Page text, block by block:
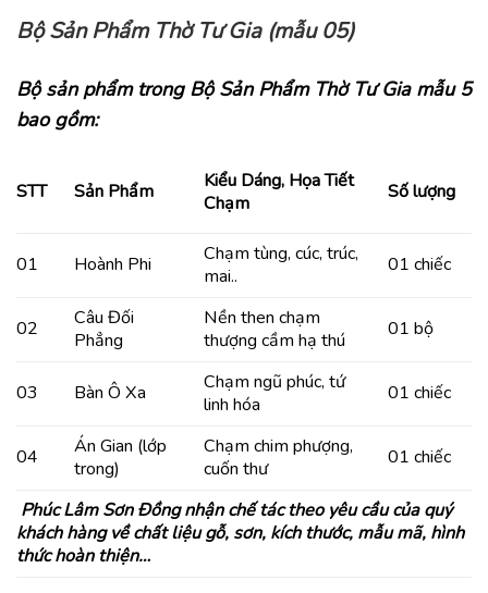
Bộ Sản Phẩm Thờ Tư Gia (mẫu 05)
Bộ sản phẩm trong Bộ Sản Phẩm Thờ Tư Gia mẫu 5
bao gồm:
STT Sản Phẩm
Kiểu Dáng, Họa Tiết
Chạm
Số lượng
01 Hoành Phi
Chạm tùng, cúc, trúc,
mai..
01 chiếc
02
Câu Đối
Phẳng
Nền then chạm
thượng cầm hạ thú
01 bộ
03 Bàn Ô Xa
Chạm ngũ phúc, tứ
linh hóa
01 chiếc
04
Án Gian (lớp
trong)
Chạm chim phượng,
cuốn thư
01 chiếc
Phúc Lâm Sơn Đồng nhận chế tác theo yêu cầu của quý
khách hàng về chất liệu gỗ, sơn, kích thước, mẫu mã, hình
thức hoàn thiện…